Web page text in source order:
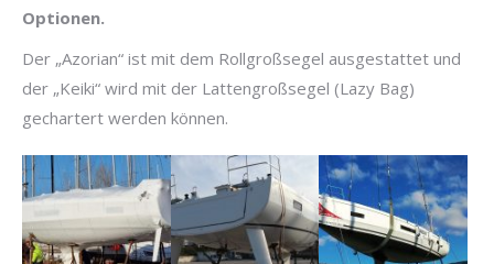
Optionen.
Der „Azorian“ ist mit dem Rollgroßsegel ausgestattet und
der „Keiki“ wird mit der Lattengroßsegel (Lazy Bag)
gechartert werden können.